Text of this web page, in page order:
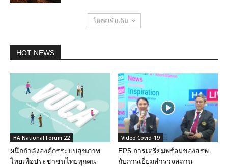
โหลดเพิ่มเติม
HOT NEWS
HA National Forum 22
ผนึกกำลังองค์กรระบบสุขภาพ
ไทยเพื่อประชาชนไทยทุกคน
Video Covid-19
EP5 การเตรียมพร้อมของสรพ.
กับการเยี่ยมสำรวจสถาน